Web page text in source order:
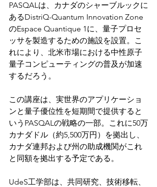
PASQALは、カナダのシャーブルックに
あるDistriQ-Quantum Innovation Zone
のEspace Quantique 1に、量子プロセ
ッサを製造するための施設を設置。こ
れにより、北米市場における中性原子
量子コンピューティングの普及が加速
するだろう。
この講座は、実世界のアプリケーショ
ンと量子優位性を短期間で提供すると
いうPASQALの戦略の一部。これに50万
カナダドル（約5,500万円）を拠出し、
カナダ連邦および州の助成機関がこれ
と同額を拠出する予定である。
UdeS工学部は、共同研究、技術移転、